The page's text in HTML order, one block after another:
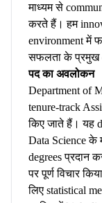
माध्यम से
करते हैं। हम
environment में
सफलता के प्रमुख
पद का अवलोकन
Department of
tenure-track
किए जाते हैं। यह
Data Science के
degrees प्रदान
पर पूर्ण विचार
लिए statistical